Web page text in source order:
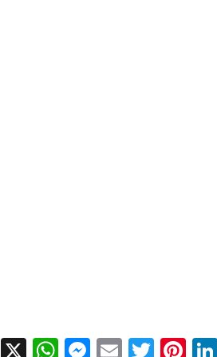
Facebook
X WhatsApp
Messenger
Email